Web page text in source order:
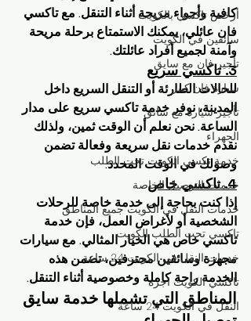
أرخص تاكسي بالكويت
سائقين في الكويت
تأجير فان مع سايق
سيارة فان كبير
تأجير سيارة مع سائق
الجهراء
خدمة تكسي الكويت تحت الطلب
خدمات التوصيل الخاصة
خدمات النقل في الكويت جميع المناطق
تاكسي تحت الطلب الكويت
خدمات النقل في الكويت 24 ساعة
تاكسي الكويت اجرة
النقل في الكويت 24 ساعة
كافية وأجواء مريحة أثناء التنقل. مع تاكسي
فان عائلي، يمكنك الاستمتاع برحلة مريحة
وآمنة لجميع أفراد عائلتك.
3. تاكسي سريع
للحالات الطارئة أو التنقل السريع داخل
المدينة، نوفر خدمة تاكسي سريع على مدار
الساعة. نحن نعلم أن الوقت ثمين، ولذلك
نقدم خدمات نقل سريعة وفعالة تضمن
وصولك في الوقت المحدد.
4. تاكسي خاص
إذا كنت بحاجة إلى خدمة خاصة للرحلات
الشخصية أو لأغراض العمل، فإن خدمة
تاكسي خاص هي الخيار المثالي. مع سيارات
مجهزة وسائقين محترفين، تضمن هذه
الخدمة راحة كاملة وخصوصية أثناء التنقل.
المناطق التي تشملها خدمة سايق